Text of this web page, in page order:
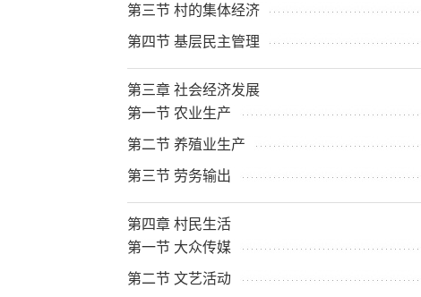
第三节 村的集体经济
第四节 基层民主管理
第三章 社会经济发展
第一节 农业生产
第二节 养殖业生产
第三节 劳务输出
第四章 村民生活
第一节 大众传媒
第二节 文艺活动